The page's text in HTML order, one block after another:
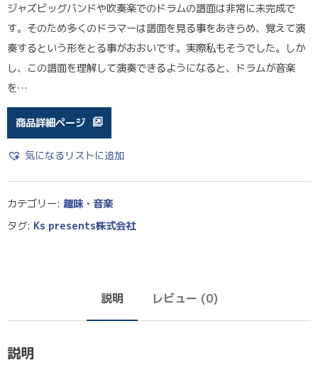
ジャズビッグバンドや吹奏楽でのドラムの譜面は非常に未完成で
す。そのため多くのドラマーは譜面を見る事をあきらめ、覚えて演
奏するという形をとる事がおおいです。実際私もそうでした。しか
し、この譜面を理解して演奏できるようになると、ドラムが音楽
を…
商品詳細ページ
気になるリストに追加
カテゴリー: 趣味・音楽
タグ: Ks presents株式会社
説明 レビュー (0)
説明